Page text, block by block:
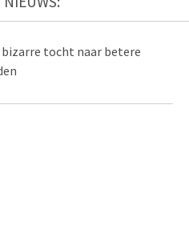
bizarre tocht naar betere